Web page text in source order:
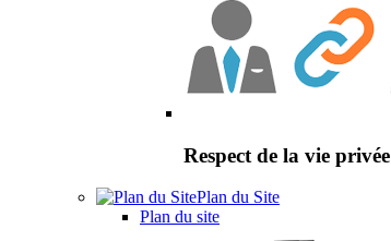
Respect de la vie privée
Plan du Site
Plan du site